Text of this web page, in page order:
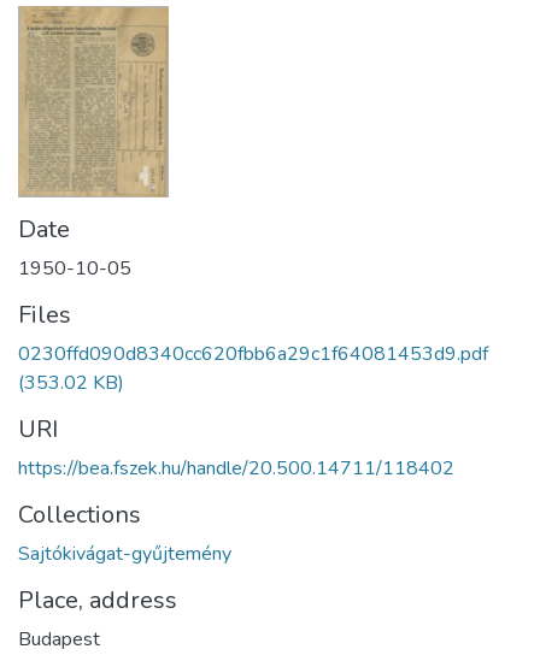
Date
1950-10-05
Files
0230ffd090d8340cc620fbb6a29c1f64081453d9.pdf
(353.02 KB)
URI
https://bea.fszek.hu/handle/20.500.14711/118402
Collections
Sajtókivágat-gyűjtemény
Place, address
Budapest